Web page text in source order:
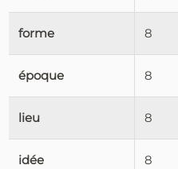
forme 8
époque 8
lieu 8
idée 8